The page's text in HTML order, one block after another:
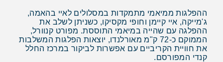
ההפלגות ממיאמי מתמקדות במסלולים לאיי בהאמה,
ג'מייקה, איי קיימן וחופי מקסיקו, כשניתן לשלב את
ההפלגה עם שהייה במיאמי התוססת. מפורט קנוורל,
הממוקם כ-72 ק"מ מאורלנדו, יוצאות הפלגות המשלבות
את חוויית הקריביים עם אפשרות לביקור במרכז החלל
קנדי המפורסם.